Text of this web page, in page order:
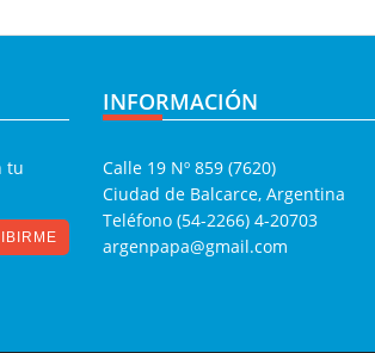
tu
INFORMACIÓN
Calle 19 Nº 859 (7620)
Ciudad de Balcarce, Argentina
Teléfono (54-2266) 4-20703
argenpapa@gmail.com